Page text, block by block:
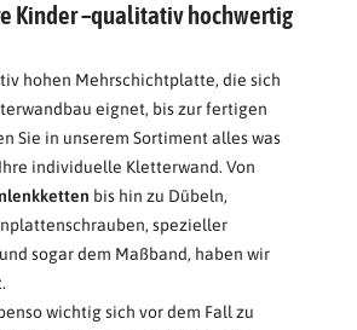
Kinder –qualitativ hochwertig
hohen Mehrschichtplatte, die sich
eignet, bis zur fertigen
Sie in unserem Sortiment alles was
individuelle Kletterwand. Von
bis hin zu Dübeln,
spezieller
sogar dem Maßband, haben wir
wichtig sich vor dem Fall zu